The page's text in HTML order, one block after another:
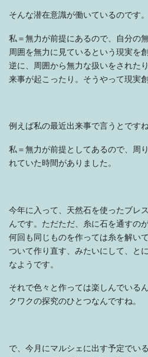
そんな潜在意識が働いているのです。
私＝無力が前提にあるので、自分の
周囲を無力に見ているという現実を創
逆に、周囲から無力な扱いをされた
来事が起こったり。そうやって現実
例えば私の最近出来事で言うとですね
私＝無力が前提としてあるので、周
れていた時間がありました。
今年に入って、天然石を使ったブレ
んです。ただただ、糸に石を通すの
何回も同じものを作っては糸を解い
ついて作り直す、みたいにして、と
なようです。
それで色々と作っては楽しんでいる
クワクの探究のひとつなんですね。
で、今月にマルシェに出す予定でい